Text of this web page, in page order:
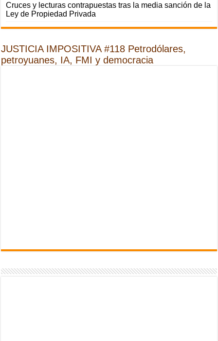
Cruces y lecturas contrapuestas tras la media sanción de la
Ley de Propiedad Privada
JUSTICIA IMPOSITIVA #118 Petrodólares,
petroyuanes, IA, FMI y democracia